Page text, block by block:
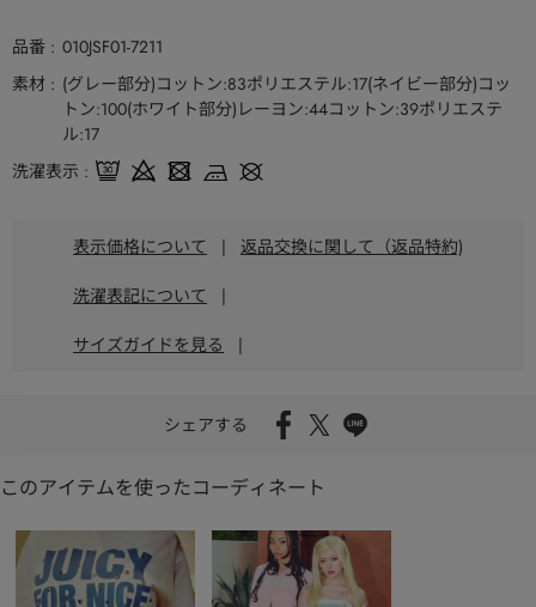
品番
010JSF01-7211
素材
(グレー部分)コットン:83ポリエステル:17(ネイビー部分)コッ
トン:100(ホワイト部分)レーヨン:44コットン:39ポリエステ
ル:17
洗濯表示
表示価格について | 返品交換に関して（返品特約)
洗濯表記について |
サイズガイドを見る |
シェアする
このアイテムを使ったコーディネート